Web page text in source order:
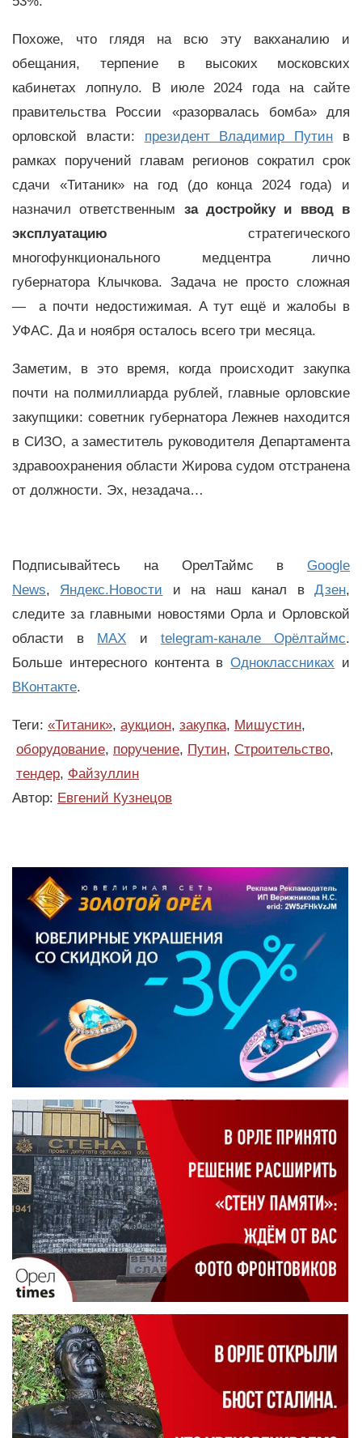
Похоже, что глядя на всю эту вакханалию и
обещания, терпение в высоких московских
кабинетах лопнуло. В июле 2024 года на сайте
правительства России «разорвалась бомба» для
орловской власти: президент Владимир Путин в
рамках поручений главам регионов сократил срок
сдачи «Титаник» на год (до конца 2024 года) и
назначил ответственным за достройку и ввод в
эксплуатацию стратегического
многофункционального медцентра лично
губернатора Клычкова. Задача не просто сложная
— а почти недостижимая. А тут ещё и жалобы в
УФАС. Да и ноября осталось всего три месяца.
Заметим, в это время, когда происходит закупка
почти на полмиллиарда рублей, главные орловские
закупщики: советник губернатора Лежнев находится
в СИЗО, азаместитель руководителя Департамента
здравоохранения области Жирова судом отстранена
от должности. Эх, незадача…
Подписывайтесь на ОрелТаймс в Google
News, Яндекс.Новости и на наш канал вДзен,
следите за главными новостями Орла и Орловской
области в MAX и telegram-канале Орёлтаймс.
Больше интересного контента вОдноклассниках и
ВКонтакте.
Теги: «Титаник», аукцион, закупка, Мишустин,
оборудование, поручение, Путин, Строительство,
тендер, Файзуллин
Автор: Евгений Кузнецов